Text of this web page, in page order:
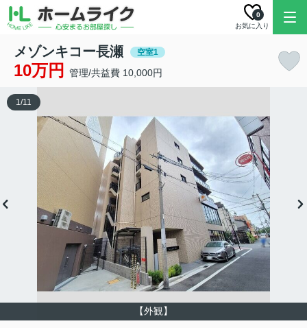
お気に入り
0
メゾンキコー長瀬 空室1
10万円 管理/共益費 10,000円
【外観】
1/11